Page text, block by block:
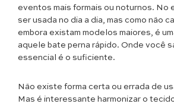
eventos mais formais ou noturnos. No
ser usada no dia a dia, mas como não
embora existam modelos maiores, é
aquele bate perna rápido. Onde você
essencial é o suficiente.
Não existe forma certa ou errada de
Mas é interessante harmonizar o